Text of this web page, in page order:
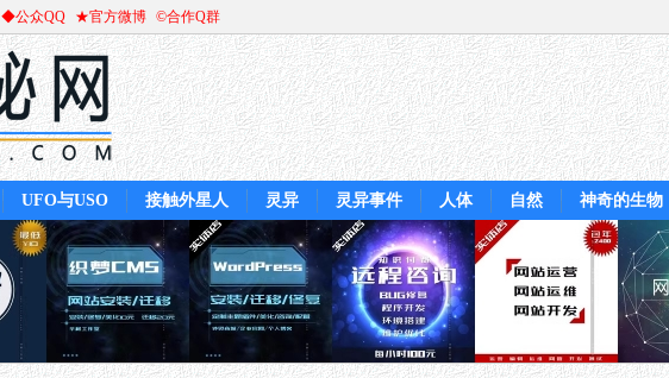
◆公众QQ ★官方微博 ©合作Q群
UFO与USO 接触外星人 灵异 灵异事件 人体 自然 神奇的生物